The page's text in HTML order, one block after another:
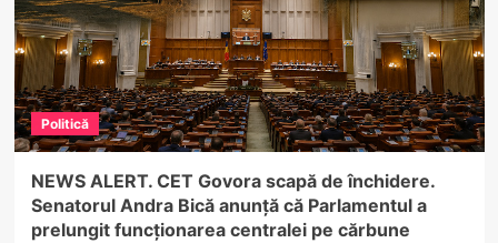
Politică
NEWS ALERT. CET Govora scapă de închidere.
Senatorul Andra Bică anunță că Parlamentul a
prelungit funcționarea centralei pe cărbune